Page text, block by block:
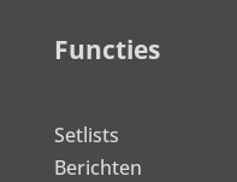
Functies
Setlists
Berichten